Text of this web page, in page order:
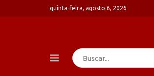
quinta-feira, agosto 6, 2026